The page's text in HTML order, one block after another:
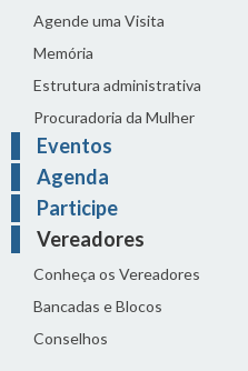
Agende uma Visita
Memória
Estrutura administrativa
Procuradoria da Mulher
Eventos
Agenda
Participe
Vereadores
Conheça os Vereadores
Bancadas e Blocos
Conselhos